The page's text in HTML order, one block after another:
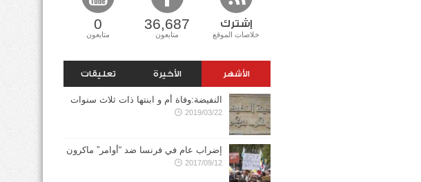
إشترك
خلاصات الموقع
36,687
متابعون
0
متابعون
الأشهر الأخيرة تعليقات
النفيضة:وفاة أم و ابنتها ذات ثلاث سنوات
2019/03/22
إضراب عام في فرنسا ضد “أوامر” ماكرون
2017/09/12